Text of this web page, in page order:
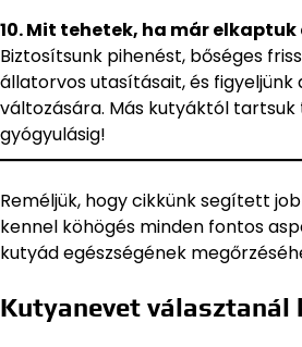
10. Mit tehetek, ha már elkaptuk
Biztosítsunk pihenést, bőséges
állatorvos utasításait, és figyeljünk
változására. Más kutyáktól
gyógyulásig!
Reméljük, hogy cikkünk segített
kennel köhögés minden fontos
kutyád egészségének
Kutyanevet választanál